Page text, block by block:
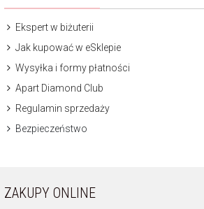
Ekspert w biżuterii
Jak kupować w eSklepie
Wysyłka i formy płatności
Apart Diamond Club
Regulamin sprzedaży
Bezpieczeństwo
ZAKUPY ONLINE